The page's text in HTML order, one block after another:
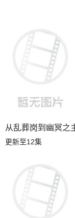
第01集
从乱葬岗到幽冥之主
更新至12集